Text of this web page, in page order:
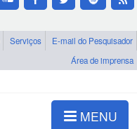
Serviços
E-mail do Pesquisador
Área de imprensa
MENU